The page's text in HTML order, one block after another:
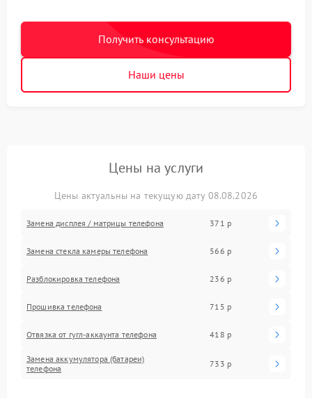
Получить консультацию
Наши цены
Цены на услуги
Цены актуальны на текущую дату 08.08.2026
Замена дисплея / матрицы телефона 371 р
Замена стекла камеры телефона 566 р
Разблокировка телефона 236 р
Прошивка телефона 715 р
Отвязка от гугл-аккаунта телефона 418 р
Замена аккумулятора (батареи)
телефона
733 р